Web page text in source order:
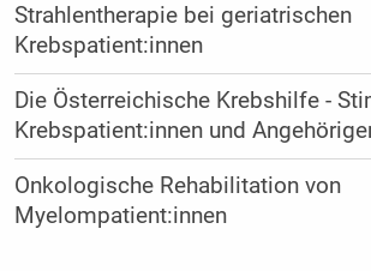
Strahlentherapie bei geriatrischen
Krebspatient:innen
Die Österreichische Krebshilfe -
Krebspatient:innen und
Onkologische Rehabilitation von
Myelompatient:innen